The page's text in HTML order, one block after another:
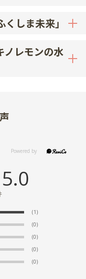
しま未来」
ノレモンの水
5.0
(1)
(0)
(0)
(0)
(0)